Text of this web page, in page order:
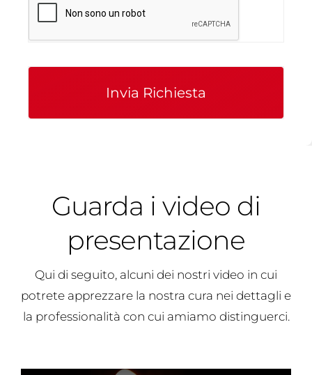
Invia Richiesta
Guarda i video di
presentazione
Qui di seguito, alcuni dei nostri video in cui
potrete apprezzare la nostra cura nei dettagli e
la professionalità con cui amiamo distinguerci.